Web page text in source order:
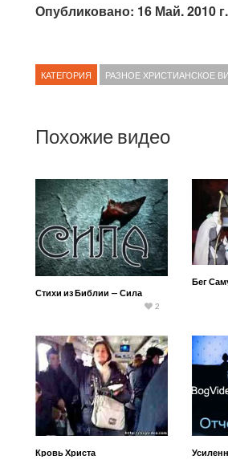
Опубликовано: 16 Май. 2010 г.
КАТЕГОРИЯ РАЗНОЕ ХРИСТИАНСКОЕ
Похожие видео
Стихи из Библии — Сила
2
Бег
Кровь Христа